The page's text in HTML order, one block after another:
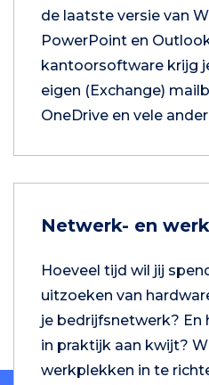
de laatste versie van
PowerPoint en
kantoorsoftware krijg
eigen (Exchange)
OneDrive en vele
Netwerk- en
Hoeveel tijd wil jij
uitzoeken van
je bedrijfsnetwerk? En
in praktijk aan kwijt?
werkplekken in te